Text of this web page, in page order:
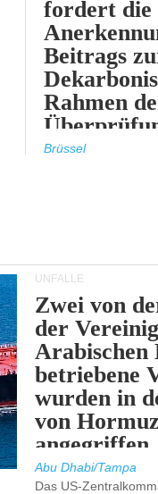
fordert die
Beitrags
Rahmen
ETS.
Brüssel
UNFÄLLE
Zwei von
der
Arabischen
betriebene
wurden in
von
angegriffen.
Abu Dhabi/Tampa
Das US-